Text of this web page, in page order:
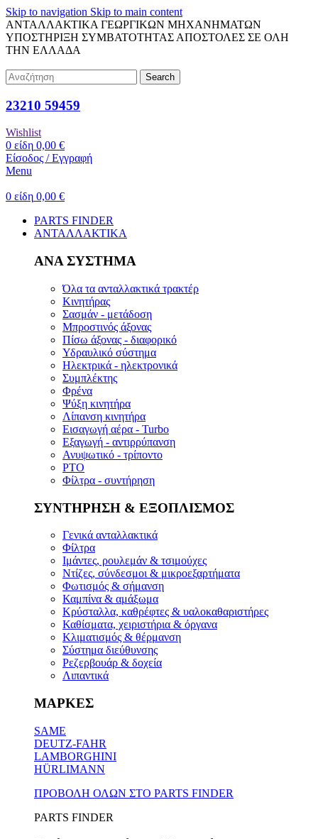
Skip to navigation Skip to main content
ΑΝΤΑΛΛΑΚΤΙΚΑ ΓΕΩΡΓΙΚΩΝ ΜΗΧΑΝΗΜΑΤΩΝ
ΥΠΟΣΤΗΡΙΞΗ ΣΥΜΒΑΤΟΤΗΤΑΣ ΑΠΟΣΤΟΛΕΣ ΣΕ ΟΛΗ
ΤΗΝ ΕΛΛΑΔΑ
Search
23210 59459
Wishlist
0 είδη 0,00 €
Είσοδος / Εγγραφή
Menu
0 είδη 0,00 €
PARTS FINDER
ΑΝΤΑΛΛΑΚΤΙΚΑ
ΑΝΑ ΣΥΣΤΗΜΑ
Όλα τα ανταλλακτικά τρακτέρ
Κινητήρας
Σασμάν - μετάδοση
Μπροστινός άξονας
Πίσω άξονας - διαφορικό
Υδραυλικό σύστημα
Ηλεκτρικά - ηλεκτρονικά
Συμπλέκτης
Φρένα
Ψύξη κινητήρα
Λίπανση κινητήρα
Εισαγωγή αέρα - Turbo
Εξαγωγή - αντιρρύπανση
Ανυψωτικό - τρίποντο
PTO
Φίλτρα - συντήρηση
ΣΥΝΤΗΡΗΣΗ & ΕΞΟΠΛΙΣΜΟΣ
Γενικά ανταλλακτικά
Φίλτρα
Ιμάντες, ρουλεμάν & τσιμούχες
Ντίζες, σύνδεσμοι & μικροεξαρτήματα
Φωτισμός & σήμανση
Καμπίνα & αμάξωμα
Κρύσταλλα, καθρέφτες & υαλοκαθαριστήρες
Καθίσματα, χειριστήρια & όργανα
Κλιματισμός & θέρμανση
Σύστημα διεύθυνσης
Ρεζερβουάρ & δοχεία
Λιπαντικά
ΜΑΡΚΕΣ
SAME
DEUTZ-FAHR
LAMBORGHINI
HÜRLIMANN
ΠΡΟΒΟΛΗ ΟΛΩΝ ΣΤΟ PARTS FINDER
PARTS FINDER